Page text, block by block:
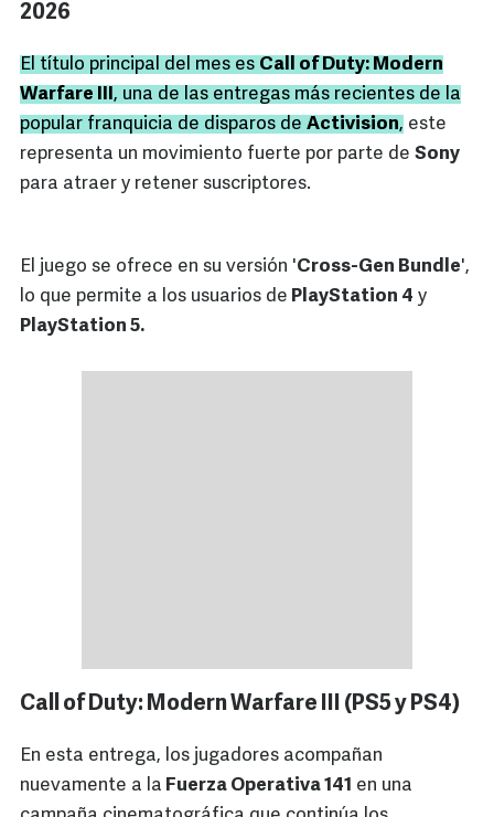
2026
El título principal del mes es Call of Duty: Modern
Warfare III, una de las entregas más recientes de la
popular franquicia de disparos de Activision, este
representa un movimiento fuerte por parte de Sony
para atraer y retener suscriptores.
El juego se ofrece en su versión 'Cross-Gen Bundle',
lo que permite a los usuarios de PlayStation 4 y
PlayStation 5.
Call of Duty: Modern Warfare III (PS5 y PS4)
En esta entrega, los jugadores acompañan
nuevamente a la Fuerza Operativa 141 en una